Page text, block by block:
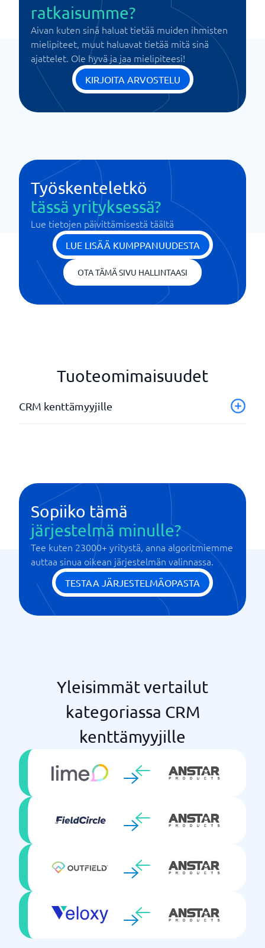
ratkaisumme?
Aivan kuten sinä haluat tietää muiden ihmisten
mielipiteet, muut haluavat tietää mitä sinä
ajattelet. Ole hyvä ja jaa mielipiteesi!
KIRJOITA ARVOSTELU
Työskenteletkö
tässä yrityksessä?
Lue tietojen päivittämisestä täältä
LUE LISÄÄ KUMPPANUUDESTA
OTA TÄMÄ SIVU HALLINTAASI
Tuoteomimaisuudet
CRM kenttämyyjille
Vuorovaikutuksen seuranta
Sopiiko tämä
järjestelmä minulle?
Tee kuten 23000+ yritystä, anna algoritmiemme
auttaa sinua oikean järjestelmän valinnassa.
TESTAA JÄRJESTELMÄOPASTA
Yleisimmät vertailut
kategoriassa CRM
kenttämyyjille